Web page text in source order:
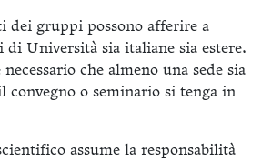
dei gruppi possono afferire a
Università sia italiane sia estere.
che almeno una sede sia
convegno o seminario si tenga in
assume la responsabilità